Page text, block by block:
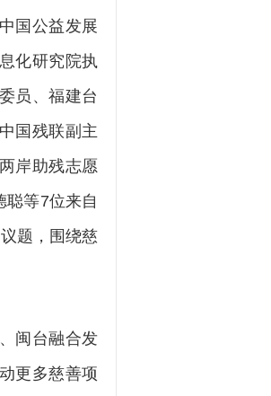
国公益发展
化研究院执
员、福建台
国残联副主
岸助残志愿
聪等7位来自
题，围绕慈
闽台融合发
更多慈善项